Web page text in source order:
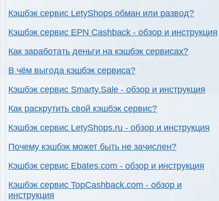
Кэшбэк сервис LetyShops обман или развод?
Кэшбэк сервис EPN Cashback - обзор и инструкция
Как заработать деньги на кэшбэк сервисах?
В чём выгода кэшбэк сервиса?
Кэшбэк сервис Smarty.Sale - обзор и инструкция
Как раскрутить свой кэшбэк сервис?
Кэшбэк сервис LetyShops.ru - обзор и инструкция
Почему кэшбэк может быть не зачислен?
Кэшбэк сервис Ebates.com - обзор и инструкция
Кэшбэк сервис TopCashback.com - обзор и
инструкция